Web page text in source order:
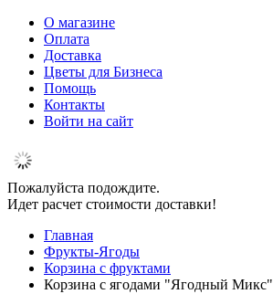
О магазине
Оплата
Доставка
Цветы для Бизнеса
Помощь
Контакты
Войти на сайт
Пожалуйста подождите.
Идет расчет стоимости доставки!
Главная
Фрукты-Ягоды
Корзина с фруктами
Корзина с ягодами "Ягодный Микс"